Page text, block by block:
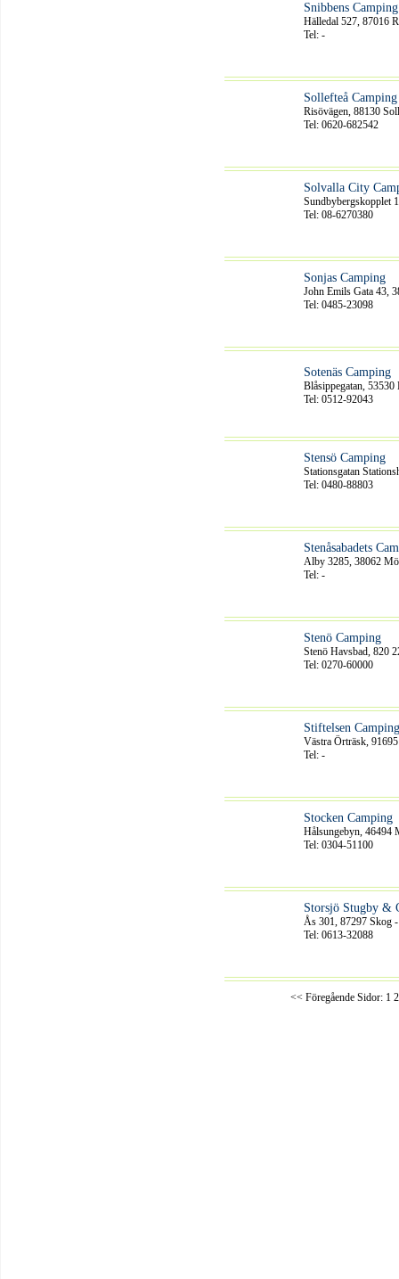
Snibbens
Hälledal 527, 87016
Tel: -
Sollefteå Camping
Risövägen, 88130
Tel: 0620-682542
Solvalla City
Tel: 08-6270380
Sonjas Camping
John Emils Gata 43,
Tel: 0485-23098
Sotenäs Camping
Blåsippegatan,
Tel: 0512-92043
Stensö Camping
Stationsgatan
Tel: 0480-88803
Stenåsabadets
Alby 3285, 38062
Tel: -
Stenö Camping
Stenö Havsbad, 820
Tel: 0270-60000
Stiftelsen
Västra Örträsk,
Tel: -
Stocken Camping
Hålsungebyn, 46494
Tel: 0304-51100
Storsjö Stugby &
Ås 301, 87297 Skog
Tel: 0613-32088
<< Föregående Sidor: 1 2